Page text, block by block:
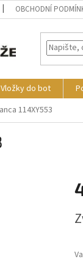
OBCHODNÍ
Vložky do bot
114XY553